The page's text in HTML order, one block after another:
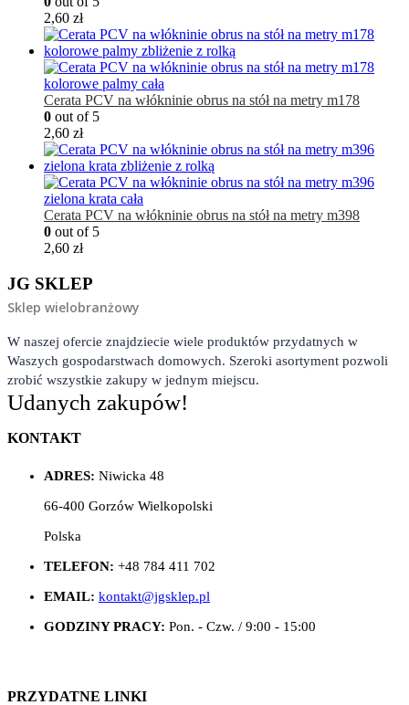
2,60 zł
Cerata PCV na włókninie obrus na stół na metry m178
0 out of 5
2,60 zł
Cerata PCV na włókninie obrus na stół na metry m398
0 out of 5
2,60 zł
JG SKLEP
Sklep wielobranżowy
W naszej ofercie znajdziecie wiele produktów przydatnych w
Waszych gospodarstwach domowych. Szeroki asortyment pozwoli
zrobić wszystkie zakupy w jednym miejscu.
Udanych zakupów!
KONTAKT
ADRES: Niwicka 48
66-400 Gorzów Wielkopolski
Polska
TELEFON: +48 784 411 702
EMAIL: kontakt@jgsklep.pl
GODZINY PRACY: Pon. - Czw. / 9:00 - 15:00
PRZYDATNE LINKI